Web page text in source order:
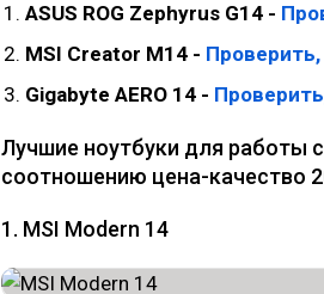
ASUS ROG Zephyrus G14 -
MSI Creator M14 -
Gigabyte AERO 14 -
Лучшие ноутбуки для работы
соотношению цена-качество
1. MSI Modern 14